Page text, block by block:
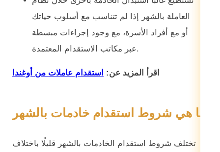
العاملة بالشهر إذا لم تتناسب مع أسلوب حياتك
أو مع أفراد الأسرة، مع وجود إجراءات مبسطة
عبر مكاتب الاستقدام المعتمدة.
اقرأ المزيد عن: استقدام عاملات من أوغندا
ما هي شروط استقدام خادمات بالشهر
تختلف شروط استقدام الخادمات بالشهر قليلًا باختلاف